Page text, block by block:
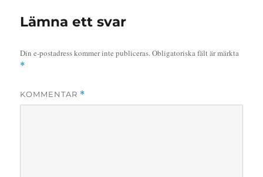
Lämna ett svar
Din e-postadress kommer inte publiceras.Obligatoriska fält är märkta
*
KOMMENTAR *